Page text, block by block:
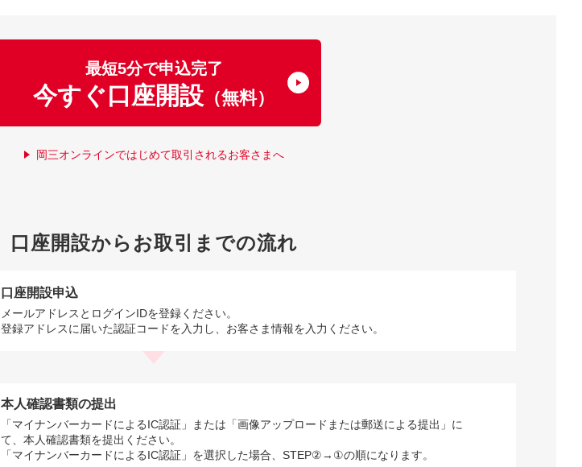
最短5分で申込完了
今すぐ口座開設 （無料）
岡三オンラインではじめて取引されるお客さまへ
口座開設からお取引までの流れ
口座開設申込
メールアドレスとログインIDを登録ください。
登録アドレスに届いた認証コードを入力し、お客さま情報を入力ください。
本人確認書類の提出
「マイナンバーカードによるIC認証」または「画像アップロードまたは郵送による提出」に
て、本人確認書類を提出ください。
「マイナンバーカードによるIC認証」を選択した場合、STEP②→①の順になります。